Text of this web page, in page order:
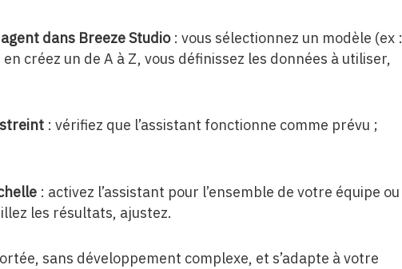
dans Breeze Studio: vous sélectionnez un modèle (ex :
créez un de A à Z, vous définissez les données à utiliser,
: vérifiez que l’assistant fonctionne comme prévu ;
: activez l’assistant pour l’ensemble de votre équipe ou
les résultats, ajustez.
sans développement complexe, et s’adapte à votre